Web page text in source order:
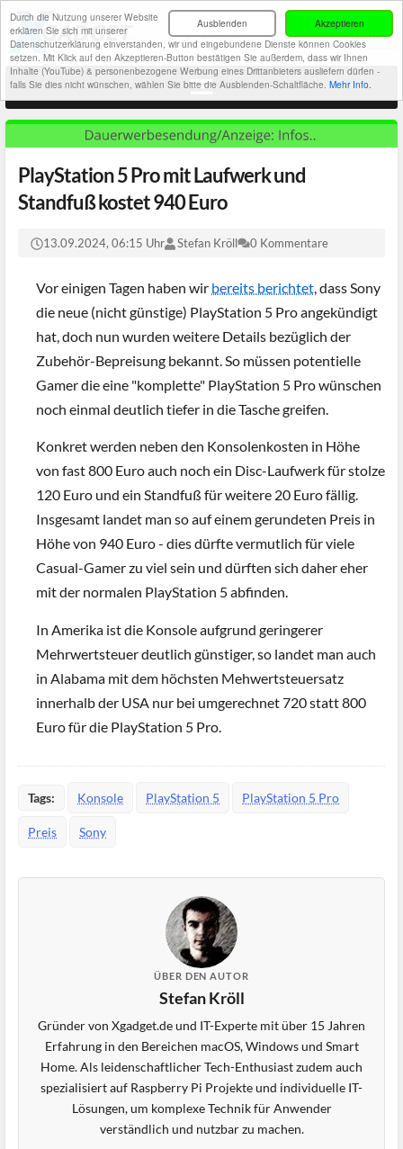
Akzeptieren
Ausblenden
Durch die Nutzung unserer Website
erklären Sie sich mit unserer
Datenschutzerklärung einverstanden, wir und eingebundene Dienste können Cookies
setzen. Mit Klick auf den Akzeptieren-Button bestätigen Sie außerdem, dass wir Ihnen
Inhalte (YouTube) & personenbezogene Werbung eines Drittanbieters ausliefern dürfen -
falls Sie dies nicht wünschen, wählen Sie bitte die Ausblenden-Schaltfläche. Mehr Info.
PlayStation 5 Pro mit Laufwerk und
Standfuß kostet 940 Euro
13.09.2024, 06:15 Uhr Stefan Kröll 0 Kommentare
Vor einigen Tagen haben wir bereits berichtet, dass Sony
die neue (nicht günstige) PlayStation 5 Pro angekündigt
hat, doch nun wurden weitere Details bezüglich der
Zubehör-Bepreisung bekannt. So müssen potentielle
Gamer die eine "komplette" PlayStation 5 Pro wünschen
noch einmal deutlich tiefer in die Tasche greifen.
Konkret werden neben den Konsolenkosten in Höhe
von fast 800 Euro auch noch ein Disc-Laufwerk für stolze
120 Euro und ein Standfuß für weitere 20 Euro fällig.
Insgesamt landet man so auf einem gerundeten Preis in
Höhe von 940 Euro - dies dürfte vermutlich für viele
Casual-Gamer zu viel sein und dürften sich daher eher
mit der normalen PlayStation 5 abfinden.
In Amerika ist die Konsole aufgrund geringerer
Mehrwertsteuer deutlich günstiger, so landet man auch
in Alabama mit dem höchsten Mehwertsteuersatz
innerhalb der USA nur bei umgerechnet 720 statt 800
Euro für die PlayStation 5 Pro.
Tags: Konsole PlayStation 5 PlayStation 5 Pro
Preis Sony
ÜBER DEN AUTOR
Stefan Kröll
Gründer von Xgadget.de und IT-Experte mit über 15 Jahren
Erfahrung in den Bereichen macOS, Windows und Smart
Home. Als leidenschaftlicher Tech-Enthusiast zudem auch
spezialisiert auf Raspberry Pi Projekte und individuelle IT-
Lösungen, um komplexe Technik für Anwender
verständlich und nutzbar zu machen.